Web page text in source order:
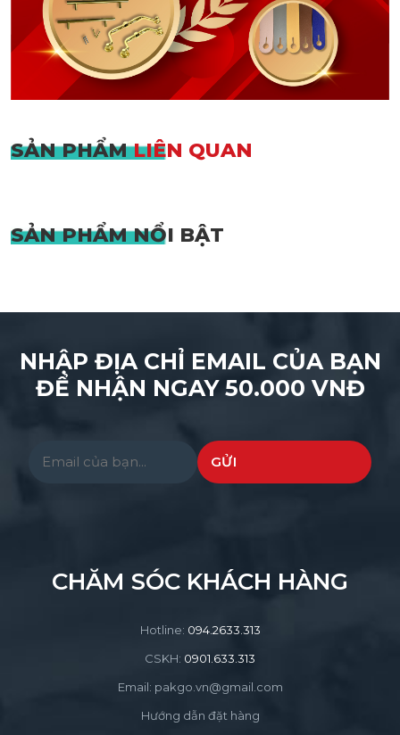
SẢN PHẨMLIÊN QUAN
SẢN PHẨMNỔI BẬT
NHẬP ĐỊA CHỈ EMAIL CỦA BẠN
ĐỂ NHẬN NGAY 50.000 VNĐ
Please leave this field empty.
CHĂM SÓC KHÁCH HÀNG
Hotline: 094.2633.313
CSKH: 0901.633.313
Email: pakgo.vn@gmail.com
Hướng dẫn đặt hàng